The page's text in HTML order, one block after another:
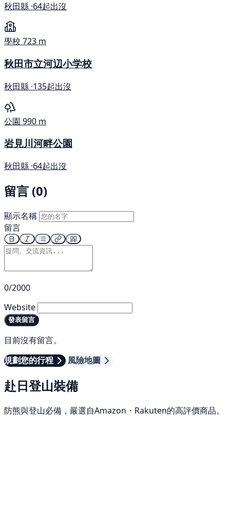
秋田縣 ·64起出沒
學校 723 m
秋田市立河辺小学校
秋田縣 ·135起出沒
公園 990 m
岩見川河畔公園
秋田縣 ·64起出沒
留言 (0)
顯示名稱
留言
0/2000
Website
發表留言
目前沒有留言。
規劃您的行程
風險地圖
赴日登山裝備
防熊與登山必備，嚴選自Amazon・Rakuten的高評價商品。